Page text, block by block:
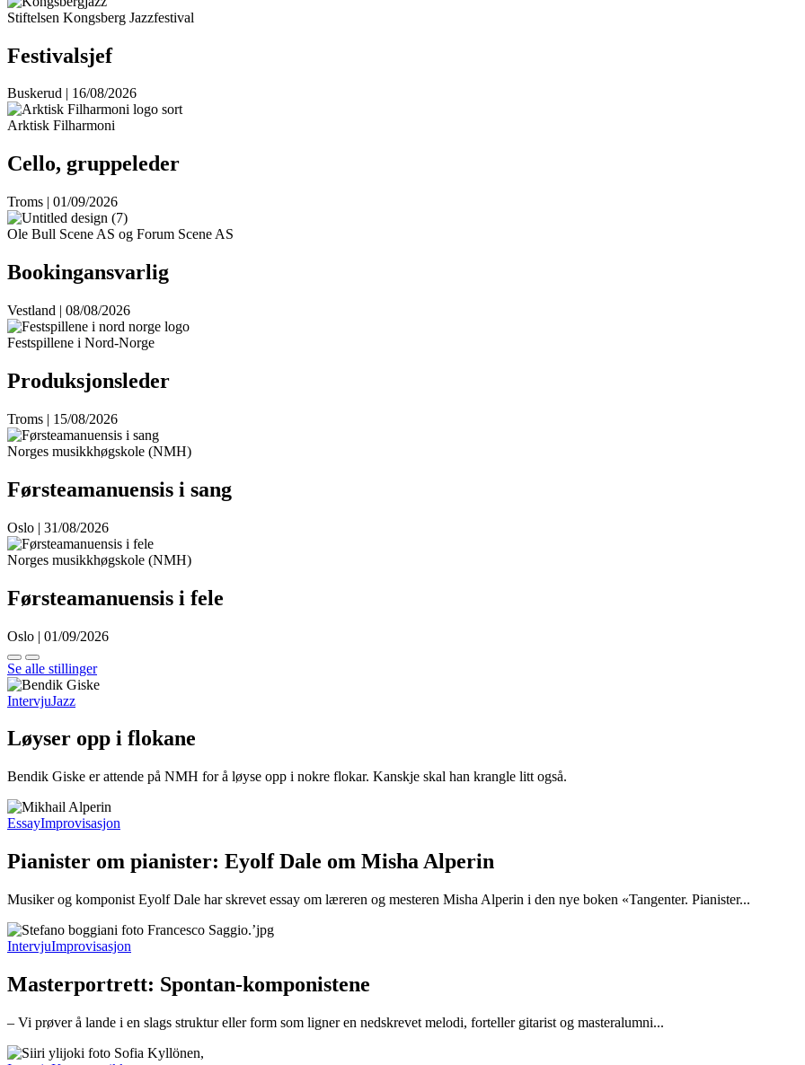
Stiftelsen Kongsberg Jazzfestival
Festivalsjef
Buskerud | 16/08/2026
Arktisk Filharmoni
Cello, gruppeleder
Troms | 01/09/2026
Ole Bull Scene AS og Forum Scene AS
Bookingansvarlig
Vestland | 08/08/2026
Festspillene i Nord-Norge
Produksjonsleder
Troms | 15/08/2026
Norges musikkhøgskole (NMH)
Førsteamanuensis i sang
Oslo | 31/08/2026
Norges musikkhøgskole (NMH)
Førsteamanuensis i fele
Oslo | 01/09/2026
Se alle stillinger
IntervjuJazz
Løyser opp i flokane
Bendik Giske er attende på NMH for å løyse opp i nokre flokar. Kanskje skal han krangle litt også.
EssayImprovisasjon
Pianister om pianister: Eyolf Dale om Misha Alperin
Musiker og komponist Eyolf Dale har skrevet essay om læreren og mesteren Misha Alperin i den nye boken «Tangenter. Pianister...
IntervjuImprovisasjon
Masterportrett: Spontan-komponistene
– Vi prøver å lande i en slags struktur eller form som ligner en nedskrevet melodi, forteller gitarist og masteralumni...